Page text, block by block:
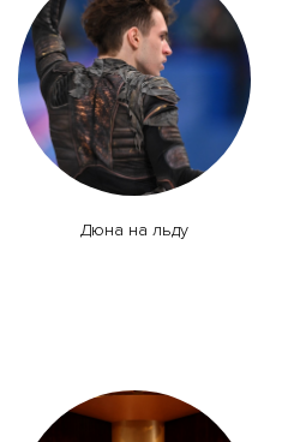
Дюна на льду